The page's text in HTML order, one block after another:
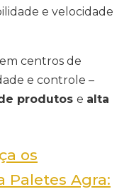
e velocidade
centros de
e controle –
produtos e alta
os
Paletes Agra: